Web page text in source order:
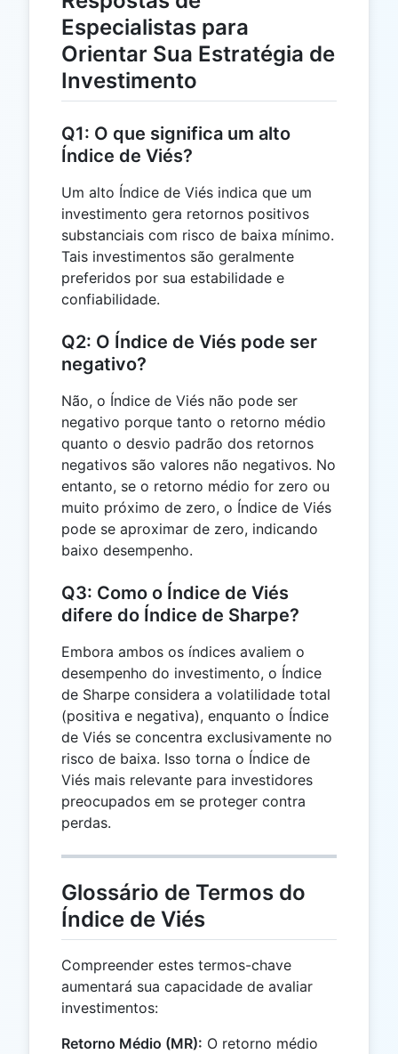
Especialistas para
Orientar Sua Estratégia de
Investimento
Q1: O que significa um alto
Índice de Viés?
Um alto Índice de Viés indica que um
investimento gera retornos positivos
substanciais com risco de baixa mínimo.
Tais investimentos são geralmente
preferidos por sua estabilidade e
confiabilidade.
Q2: O Índice de Viés pode ser
negativo?
Não, o Índice de Viés não pode ser
negativo porque tanto o retorno médio
quanto o desvio padrão dos retornos
negativos são valores não negativos. No
entanto, se o retorno médio for zero ou
muito próximo de zero, o Índice de Viés
pode se aproximar de zero, indicando
baixo desempenho.
Q3: Como o Índice de Viés
difere do Índice de Sharpe?
Embora ambos os índices avaliem o
desempenho do investimento, o Índice
de Sharpe considera a volatilidade total
(positiva e negativa), enquanto o Índice
de Viés se concentra exclusivamente no
risco de baixa. Isso torna o Índice de
Viés mais relevante para investidores
preocupados em se proteger contra
perdas.
Glossário de Termos do
Índice de Viés
Compreender estes termos-chave
aumentará sua capacidade de avaliar
investimentos:
Retorno Médio (MR): O retorno médio